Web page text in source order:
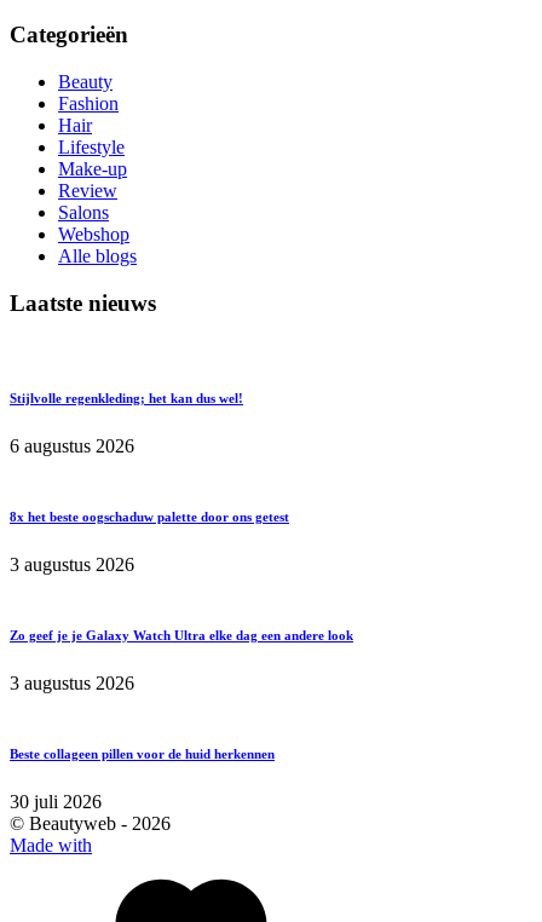
Categorieën
Beauty
Fashion
Hair
Lifestyle
Make-up
Review
Salons
Webshop
Alle blogs
Laatste nieuws
Stijlvolle regenkleding; het kan dus wel!
6 augustus 2026
8x het beste oogschaduw palette door ons getest
3 augustus 2026
Zo geef je je Galaxy Watch Ultra elke dag een andere look
3 augustus 2026
Beste collageen pillen voor de huid herkennen
30 juli 2026
© Beautyweb - 2026
Made with